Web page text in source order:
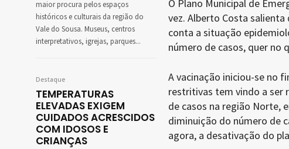
maior procura pelos espaços
históricos e culturais da região do
Vale do Sousa. Museus, centros
interpretativos, igrejas, parques...
Destaque
TEMPERATURAS
ELEVADAS EXIGEM
CUIDADOS ACRESCIDOS
COM IDOSOS E
CRIANÇAS
O Plano Municipal de
vez. Alberto Costa
conta a situação
número de casos, quer no
A vacinação iniciou-se no
restritivas tem vindo a ser
de casos na região Norte,
diminuição do número de
agora, a desativação do